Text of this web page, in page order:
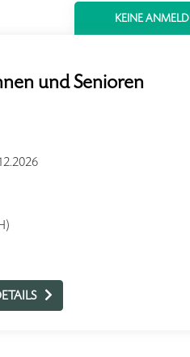
KEINE
und Senioren